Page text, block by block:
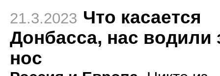
21.3.2023 Что касается
Донбасса, нас водили
нос